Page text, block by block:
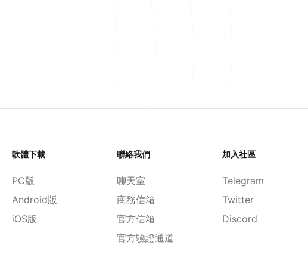
軟體下載
PC版
Android版
iOS版
聯絡我們
聊天室
商務信箱
官方信箱
官方驗證通道
加入社區
Telegram
Twitter
Discord